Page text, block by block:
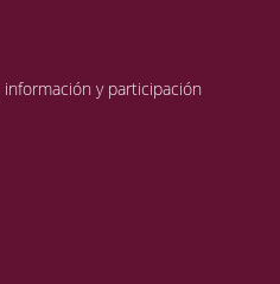
y participación